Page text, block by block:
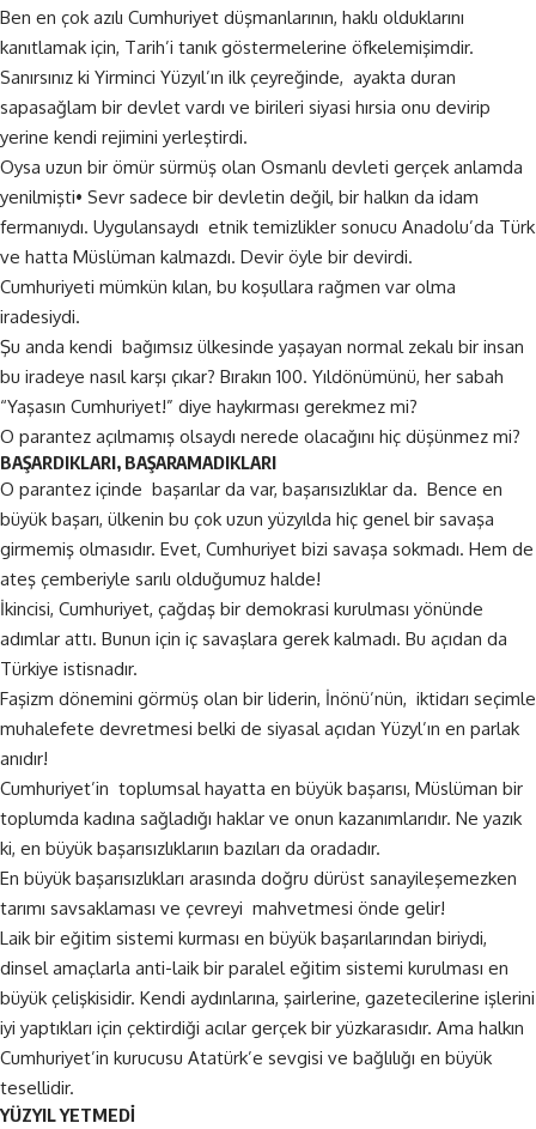
Ben en çok azılı Cumhuriyet düşmanlarının, haklı olduklarını
kanıtlamak için, Tarih’i tanık göstermelerine öfkelemişimdir.
Sanırsınız ki Yirminci Yüzyıl’ın ilk çeyreğinde, ayakta duran
sapasağlam bir devlet vardı ve birileri siyasi hırsia onu devirip
yerine kendi rejimini yerleştirdi.
Oysa uzun bir ömür sürmüş olan Osmanlı devleti gerçek anlamda
yenilmişti• Sevr sadece bir devletin değil, bir halkın da idam
fermanıydı. Uygulansaydı etnik temizlikler sonucu Anadolu’da Türk
ve hatta Müslüman kalmazdı. Devir öyle bir devirdi.
Cumhuriyeti mümkün kılan, bu koşullara rağmen var olma
iradesiydi.
Şu anda kendi bağımsız ülkesinde yaşayan normal zekalı bir insan
bu iradeye nasıl karşı çıkar? Bırakın 100. Yıldönümünü, her sabah
“Yaşasın Cumhuriyet!” diye haykırması gerekmez mi?
O parantez açılmamış olsaydı nerede olacağını hiç düşünmez mi?
BAŞARDIKLARI, BAŞARAMADIKLARI
O parantez içinde başarılar da var, başarısızlıklar da. Bence en
büyük başarı, ülkenin bu çok uzun yüzyılda hiç genel bir savaşa
girmemiş olmasıdır. Evet, Cumhuriyet bizi savaşa sokmadı. Hem de
ateş çemberiyle sarılı olduğumuz halde!
İkincisi, Cumhuriyet, çağdaş bir demokrasi kurulması yönünde
adımlar attı. Bunun için iç savaşlara gerek kalmadı. Bu açıdan da
Türkiye istisnadır.
Faşizm dönemini görmüş olan bir liderin, İnönü’nün, iktidarı seçimle
muhalefete devretmesi belki de siyasal açıdan Yüzyl’ın en parlak
anıdır!
Cumhuriyet’in toplumsal hayatta en büyük başarısı, Müslüman bir
toplumda kadına sağladığı haklar ve onun kazanımlarıdır. Ne yazık
ki, en büyük başarısızlıklarıın bazıları da oradadır.
En büyük başarısızlıkları arasında doğru dürüst sanayileşemezken
tarımı savsaklaması ve çevreyi mahvetmesi önde gelir!
Laik bir eğitim sistemi kurması en büyük başarılarından biriydi,
dinsel amaçlarla anti-laik bir paralel eğitim sistemi kurulması en
büyük çelişkisidir. Kendi aydınlarına, şairlerine, gazetecilerine işlerini
iyi yaptıkları için çektirdiği acılar gerçek bir yüzkarasıdır. Ama halkın
Cumhuriyet’in kurucusu Atatürk’e sevgisi ve bağlılığı en büyük
tesellidir.
YÜZYIL YETMEDİ